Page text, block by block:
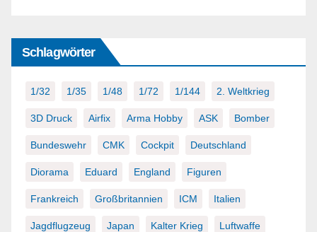
Schlagwörter
1/32 1/35 1/48 1/72 1/144 2. Weltkrieg
3D Druck Airfix Arma Hobby ASK Bomber
Bundeswehr CMK Cockpit Deutschland
Diorama Eduard England Figuren
Frankreich Großbritannien ICM Italien
Jagdflugzeug Japan Kalter Krieg Luftwaffe